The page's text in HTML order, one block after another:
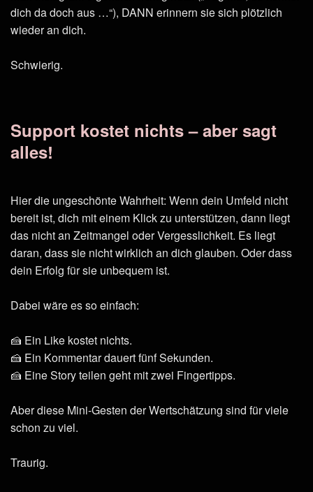
dich da doch aus …“), DANN erinnern sie sich plötzlich
wieder an dich.
Schwierig.
Support kostet nichts – aber sagt
alles!
Hier die ungeschönte Wahrheit: Wenn dein Umfeld nicht
bereit ist, dich mit einem Klick zu unterstützen, dann liegt
das nicht an Zeitmangel oder Vergesslichkeit. Es liegt
daran, dass sie nicht wirklich an dich glauben. Oder dass
dein Erfolg für sie unbequem ist.
Dabei wäre es so einfach:
🍰 Ein Like kostet nichts.
🍰 Ein Kommentar dauert fünf Sekunden.
🍰 Eine Story teilen geht mit zwei Fingertipps.
Aber diese Mini-Gesten der Wertschätzung sind für viele
schon zu viel.
Traurig.